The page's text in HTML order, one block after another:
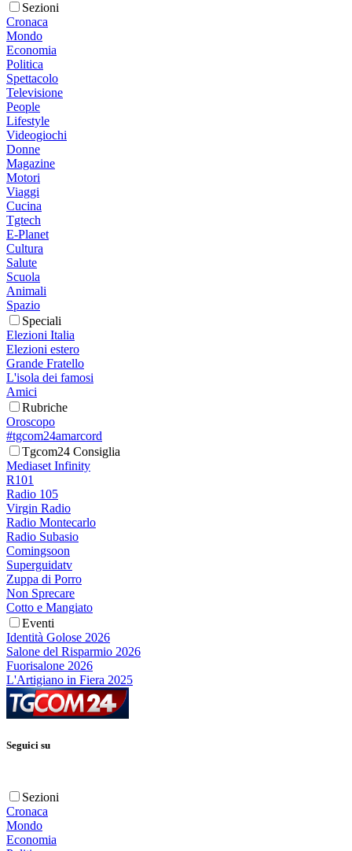
Sezioni
Cronaca
Mondo
Economia
Politica
Spettacolo
Televisione
People
Lifestyle
Videogiochi
Donne
Magazine
Motori
Viaggi
Cucina
Tgtech
E-Planet
Cultura
Salute
Scuola
Animali
Spazio
Speciali
Elezioni Italia
Elezioni estero
Grande Fratello
L'isola dei famosi
Amici
Rubriche
Oroscopo
#tgcom24amarcord
Tgcom24 Consiglia
Mediaset Infinity
R101
Radio 105
Virgin Radio
Radio Montecarlo
Radio Subasio
Comingsoon
Superguidatv
Zuppa di Porro
Non Sprecare
Cotto e Mangiato
Eventi
Identità Golose 2026
Salone del Risparmio 2026
Fuorisalone 2026
L'Artigiano in Fiera 2025
Seguici su
Sezioni
Cronaca
Mondo
Economia